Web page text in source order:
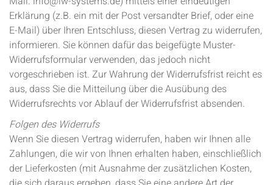
Erklärung (z.B. ein mit der Post versandter Brief, oder eine
E-Mail) über Ihren Entschluss, diesen Vertrag zu widerrufen,
informieren. Sie können dafür das beigefügte Muster-
Widerrufsformular verwenden, das jedoch nicht
vorgeschrieben ist. Zur Wahrung der Widerrufsfrist reicht es
aus, dass Sie die Mitteilung über die Ausübung des
Widerrufsrechts vor Ablauf der Widerrufsfrist absenden.
Folgen des Widerrufs
Wenn Sie diesen Vertrag widerrufen, haben wir Ihnen alle
Zahlungen, die wir von Ihnen erhalten haben, einschließlich
der Lieferkosten (mit Ausnahme der zusätzlichen Kosten,